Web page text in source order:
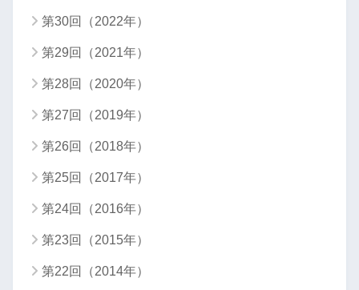
第30回（2022年）
第29回（2021年）
第28回（2020年）
第27回（2019年）
第26回（2018年）
第25回（2017年）
第24回（2016年）
第23回（2015年）
第22回（2014年）